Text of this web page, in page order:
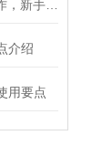
介绍
用要点